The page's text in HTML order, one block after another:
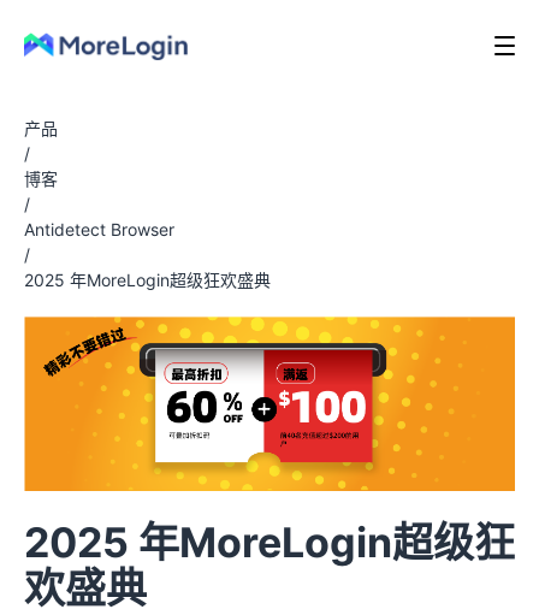
产品
/
博客
/
Antidetect Browser
/
2025 年MoreLogin超级狂欢盛典
2025 年MoreLogin超级狂
欢盛典